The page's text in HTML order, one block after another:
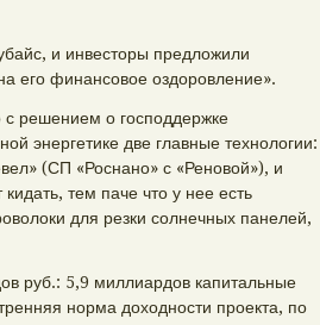
и инвесторы предложили
его финансовое оздоровление».
с решением о господдержке
энергетике две главные технологии:
(СП «Роснано» с «Реновой»), и
тем паче что у нее есть
для резки солнечных панелей,
руб.: 5,9 миллиардов капитальные
норма доходности проекта, по